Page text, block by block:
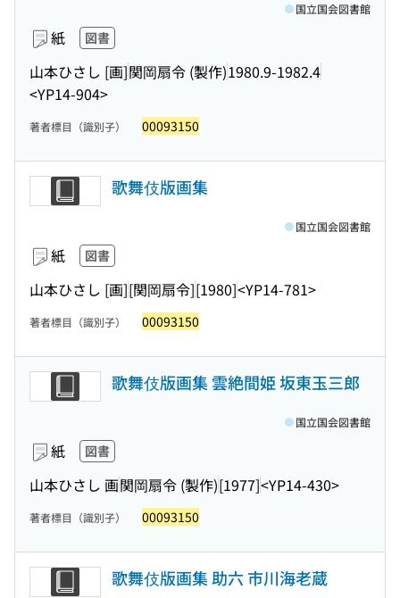
紙 図書
山本ひさし [画]関岡扇令 (製作)1980.9-1982.4
<YP14-904>
国立国会図書館
著者標目（識別子） 00093150
歌舞伎版画集
紙 図書
山本ひさし [画][関岡扇令][1980]<YP14-781>
国立国会図書館
著者標目（識別子） 00093150
歌舞伎版画集 雲絶間姫 坂東玉三郎
紙 図書
山本ひさし 画関岡扇令 (製作)[1977]<YP14-430>
国立国会図書館
著者標目（識別子） 00093150
歌舞伎版画集 助六 市川海老蔵